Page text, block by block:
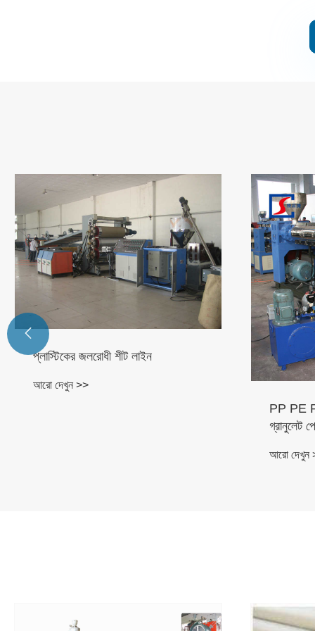
প্লাস্টিকের জলরোধী শীট লাইন
আরো দেখুন >>
PP PE
গ্রানুলেট
আরো দেখুন
